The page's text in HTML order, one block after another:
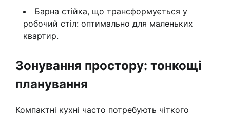
Барна стійка, що трансформується у
робочий стіл: оптимально для маленьких
квартир.
Зонування простору: тонкощі
планування
Компактні кухні часто потребують чіткого